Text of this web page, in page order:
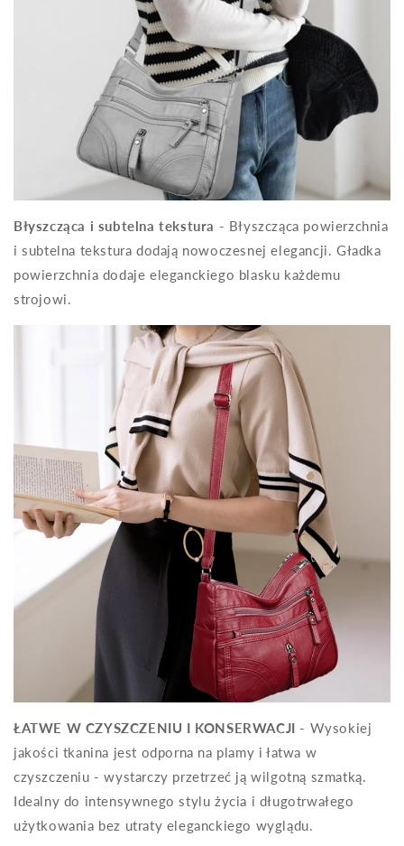
Błyszcząca i subtelna tekstura - Błyszcząca powierzchnia
i subtelna tekstura dodają nowoczesnej elegancji. Gładka
powierzchnia dodaje eleganckiego blasku każdemu
strojowi.
ŁATWE W CZYSZCZENIU I KONSERWACJI - Wysokiej
jakości tkanina jest odporna na plamy i łatwa w
czyszczeniu - wystarczy przetrzeć ją wilgotną szmatką.
Idealny do intensywnego stylu życia i długotrwałego
użytkowania bez utraty eleganckiego wyglądu.